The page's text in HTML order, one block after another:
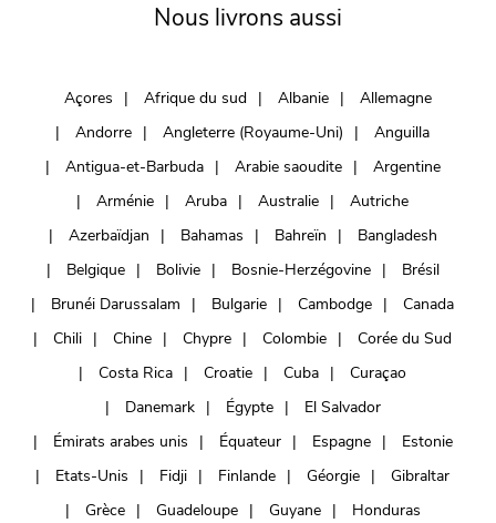
Nous livrons aussi
Açores Afrique du sud Albanie
Allemagne
Andorre
Angleterre (Royaume-Uni)
Anguilla
Antigua-et-Barbuda
Arabie saoudite
Argentine
Arménie
Aruba Australie
Autriche
Azerbaïdjan
Bahamas Bahreïn
Bangladesh
Belgique
Bolivie Bosnie-Herzégovine
Brésil
Brunéi Darussalam
Bulgarie Cambodge
Canada
Chili
Chine Chypre Colombie
Corée du Sud
Costa Rica
Croatie Cuba
Curaçao
Danemark
Égypte
El Salvador
Émirats arabes unis
Équateur Espagne
Estonie
Etats-Unis
Fidji Finlande Géorgie
Gibraltar
Grèce
Guadeloupe Guyane
Honduras